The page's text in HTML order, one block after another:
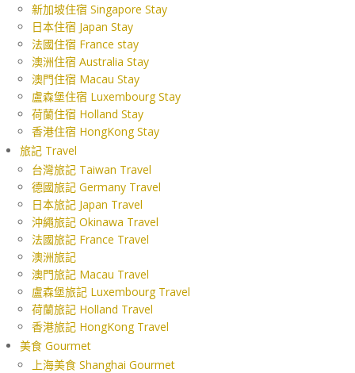
新加坡住宿 Singapore Stay
日本住宿 Japan Stay
法國住宿 France stay
澳洲住宿 Australia Stay
澳門住宿 Macau Stay
盧森堡住宿 Luxembourg Stay
荷蘭住宿 Holland Stay
香港住宿 HongKong Stay
旅記 Travel
台灣旅記 Taiwan Travel
德國旅記 Germany Travel
日本旅記 Japan Travel
沖繩旅記 Okinawa Travel
法國旅記 France Travel
澳洲旅記
澳門旅記 Macau Travel
盧森堡旅記 Luxembourg Travel
荷蘭旅記 Holland Travel
香港旅記 HongKong Travel
美食 Gourmet
上海美食 Shanghai Gourmet